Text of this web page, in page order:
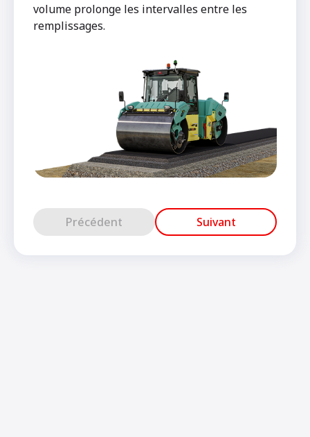
volume prolonge les intervalles entre les
remplissages.
Précédent Suivant